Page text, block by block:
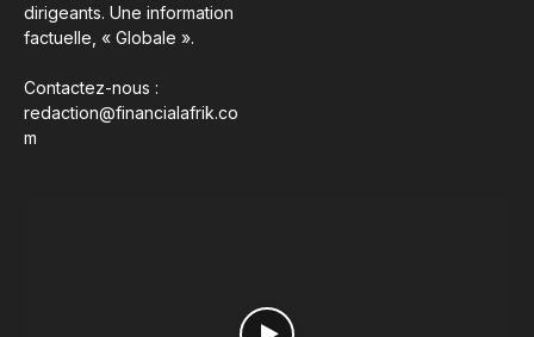
dirigeants. Une information
factuelle, « Globale ».
Contactez-nous :
redaction@financialafrik.co
m